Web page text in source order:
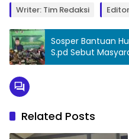
Writer: Tim Redaksi
Sosper Bantuan
S.pd Sebut
Bantuan Hukum
Related Posts